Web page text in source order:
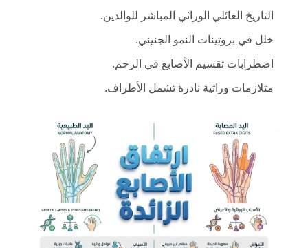
التاريخ العائلي الوراثي المباشر للوالدين.
خلل في بروتينات النمو الجنيني.
اضطرابات تقسيم الأصابع في الرحم.
متلازمات وراثية نادرة تشمل الأطراف.